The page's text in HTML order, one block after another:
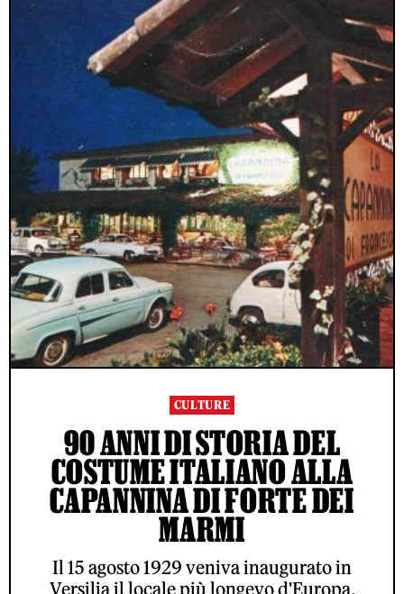
CULTURE
90 ANNI DI STORIA DEL
COSTUME ITALIANO ALLA
CAPANNINA DI FORTE DEI
MARMI
Il 15 agosto 1929 veniva inaugurato in
Versilia il locale più longevo d'Europa.